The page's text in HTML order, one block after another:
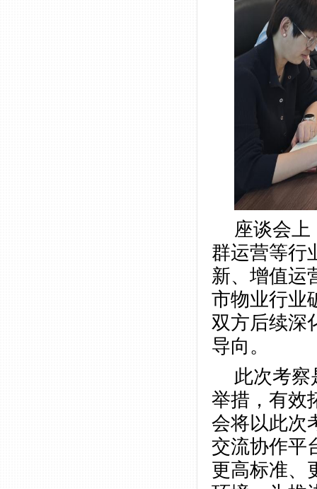
座谈会上
群运营等行
新、增值运
市物业行业
双方后续深
导向。
此次考
举措，有效
会将以此次
交流协作平
更高标准、